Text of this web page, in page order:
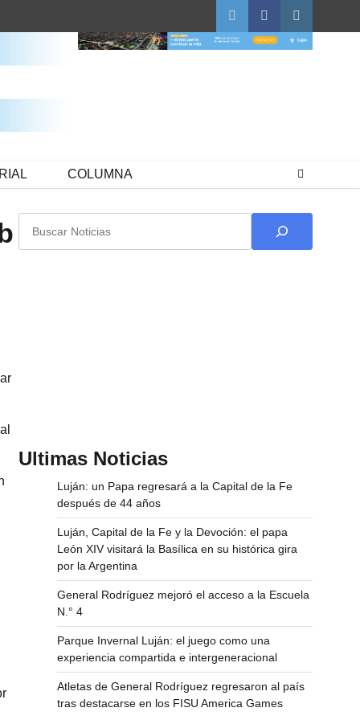
TwitterFacebookInstagram
COLUMNA
Ultimas Noticias
Luján: un Papa regresará a la Capital de la Fe
después de 44 años
Luján, Capital de la Fe y la Devoción: el papa
León XIV visitará la Basílica en su histórica gira
por la Argentina
General Rodríguez mejoró el acceso a la Escuela
N.° 4
Parque Invernal Luján: el juego como una
experiencia compartida e intergeneracional
Atletas de General Rodríguez regresaron al país
tras destacarse en los FISU America Games